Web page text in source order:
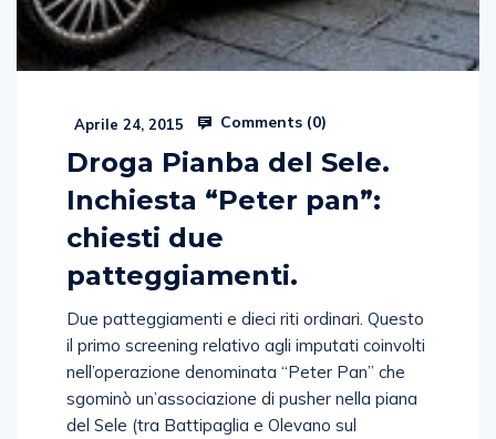
Aprile 24, 2015 Comments (0)
Droga Pianba del Sele.
Inchiesta “Peter pan”:
chiesti due
patteggiamenti.
Due patteggiamenti e dieci riti ordinari. Questo
il primo screening relativo agli imputati coinvolti
nell’operazione denominata “Peter Pan” che
sgominò un’associazione di pusher nella piana
del Sele (tra Battipaglia e Olevano sul